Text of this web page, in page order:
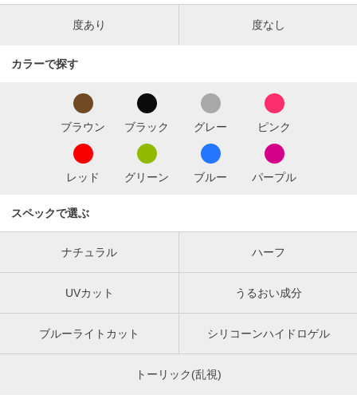
度あり 度なし
カラーで探す
ブラウン ブラック グレー ピンク
レッド グリーン ブルー パープル
スペックで選ぶ
ナチュラル ハーフ
UVカット うるおい成分
ブルーライトカット シリコーンハイドロゲル
トーリック(乱視)